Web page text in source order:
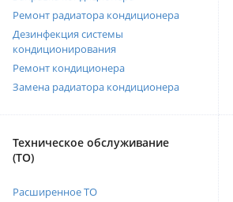
Ремонт радиатора кондиционера
Дезинфекция системы
кондиционирования
Ремонт кондиционера
Замена радиатора кондиционера
Техническое обслуживание
(ТО)
Расширенное ТО